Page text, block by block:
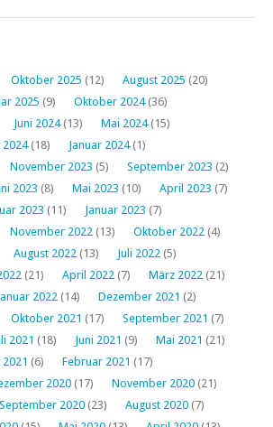
Oktober 2025 (12) August 2025 (20)
2025 (9) Oktober 2024(36)
Juni 2024(13) Mai 2024(15)
2024(18) Januar 2024(1)
November 2023 (5) September 2023 (2)
2023 (8) Mai 2023 (10) April 2023 (7)
2023 (11) Januar 2023 (7)
November 2022 (13) Oktober 2022 (4)
August 2022 (13) Juli 2022 (5)
(21) April 2022 (7) März 2022 (21)
2022 (14) Dezember 2021 (2)
Oktober 2021 (17) September 2021 (7)
2021 (18) Juni 2021 (9) Mai 2021 (21)
(6) Februar 2021 (17)
2020 (17) November 2020 (21)
September 2020 (23) August 2020 (7)